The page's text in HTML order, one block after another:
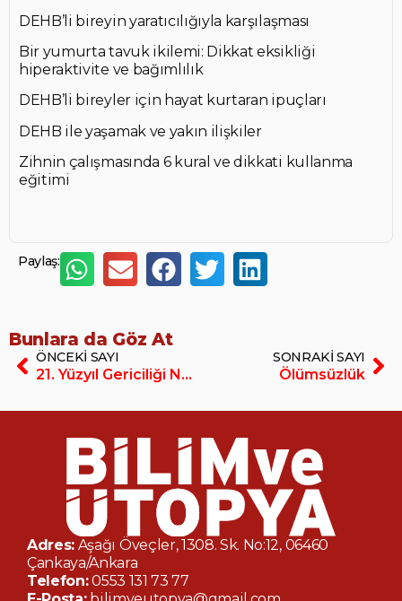
DEHB’li bireyin yaratıcılığıyla karşılaşması
Bir yumurta tavuk ikilemi: Dikkat eksikliği
hiperaktivite ve bağımlılık
DEHB’li bireyler için hayat kurtaran ipuçları
DEHB ile yaşamak ve yakın ilişkiler
Zihnin çalışmasında 6 kural ve dikkati kullanma
eğitimi
Paylaş:
Bunlara da Göz At
ÖNCEKI SAYI
21. Yüzyıl Gericiliği NEO ve POST
SONRAKI SAYI
Ölümsüzlük
Adres: Aşağı Öveçler, 1308. Sk. No:12, 06460
Çankaya/Ankara
Telefon:0553 131 73 77